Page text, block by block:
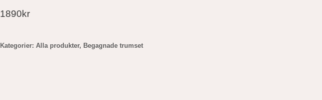
1890kr
Kategorier: Alla produkter, Begagnade trumset